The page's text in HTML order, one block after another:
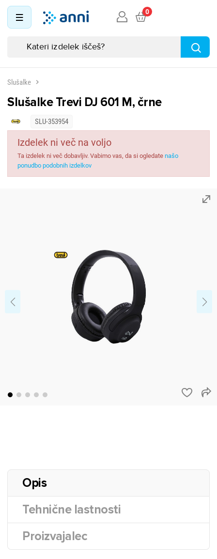
0
Slušalke
Slušalke Trevi DJ 601 M, črne
SLU-353954
Izdelek ni več na voljo
Ta izdelek ni več dobavljiv. Vabimo vas, da si ogledate našo
ponudbo podobnih izdelkov
Opis
Tehnične lastnosti
Proizvajalec